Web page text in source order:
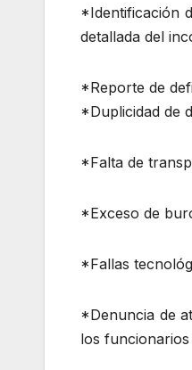
*Identificación
detallada del
*Reporte de
*Duplicidad de
*Falta de
*Exceso de
*Fallas
*Denuncia de
los